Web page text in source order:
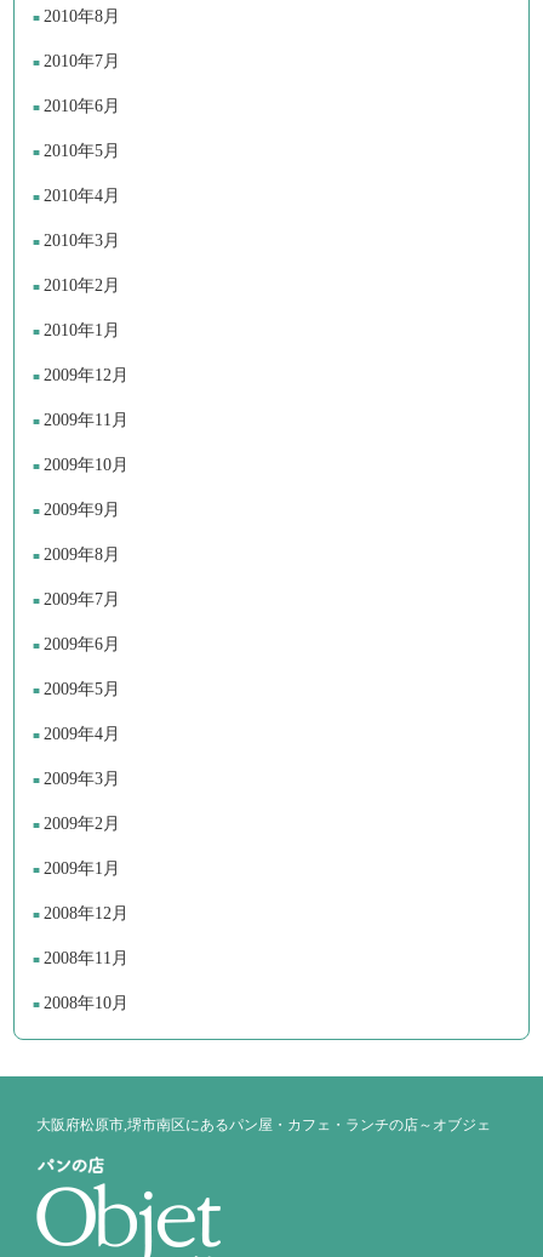
2010年8月
2010年7月
2010年6月
2010年5月
2010年4月
2010年3月
2010年2月
2010年1月
2009年12月
2009年11月
2009年10月
2009年9月
2009年8月
2009年7月
2009年6月
2009年5月
2009年4月
2009年3月
2009年2月
2009年1月
2008年12月
2008年11月
2008年10月
大阪府松原市,堺市南区にあるパン屋・カフェ・ランチの店～オブジェ